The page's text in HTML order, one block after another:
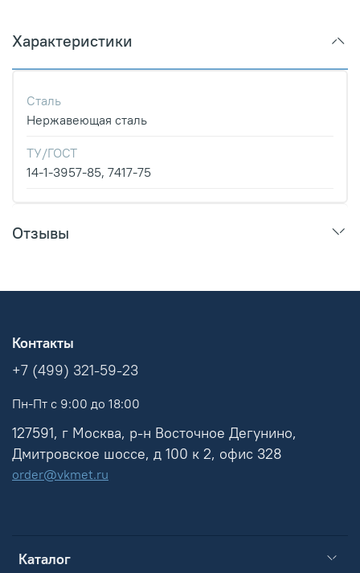
Характеристики
Сталь
Нержавеющая сталь
ТУ/ГОСТ
14-1-3957-85, 7417-75
Отзывы
Каталог
Контакты
+7 (499) 321-59-23
Пн-Пт с 9:00 до 18:00
127591, г Москва, р-н Восточное Дегунино,
Дмитровское шоссе, д 100 к 2, офис 328
order@vkmet.ru